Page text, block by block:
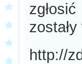
http://